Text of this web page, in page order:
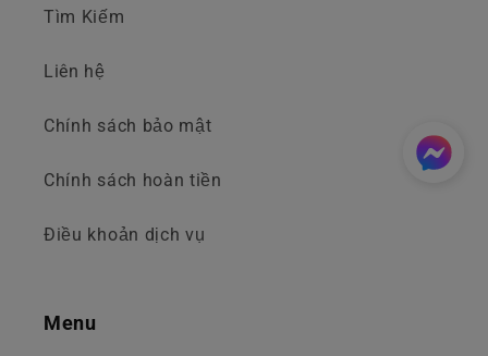
Tìm Kiếm
Liên hệ
Chính sách bảo mật
Chính sách hoàn tiền
Điều khoản dịch vụ
Menu